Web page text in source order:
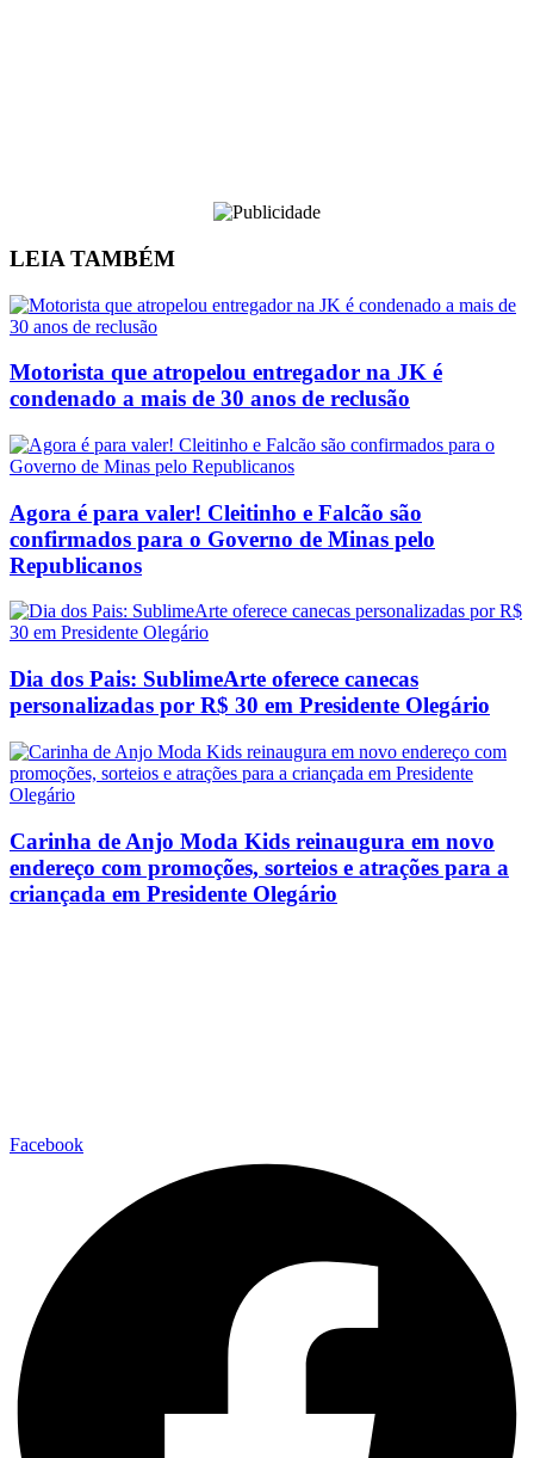
LEIA TAMBÉM
Motorista que atropelou entregador na JK é
condenado a mais de 30 anos de reclusão
Agora é para valer! Cleitinho e Falcão são
confirmados para o Governo de Minas pelo
Republicanos
Dia dos Pais: SublimeArte oferece canecas
personalizadas por R$ 30 em Presidente Olegário
Carinha de Anjo Moda Kids reinaugura em novo
endereço com promoções, sorteios e atrações para a
criançada em Presidente Olegário
Facebook